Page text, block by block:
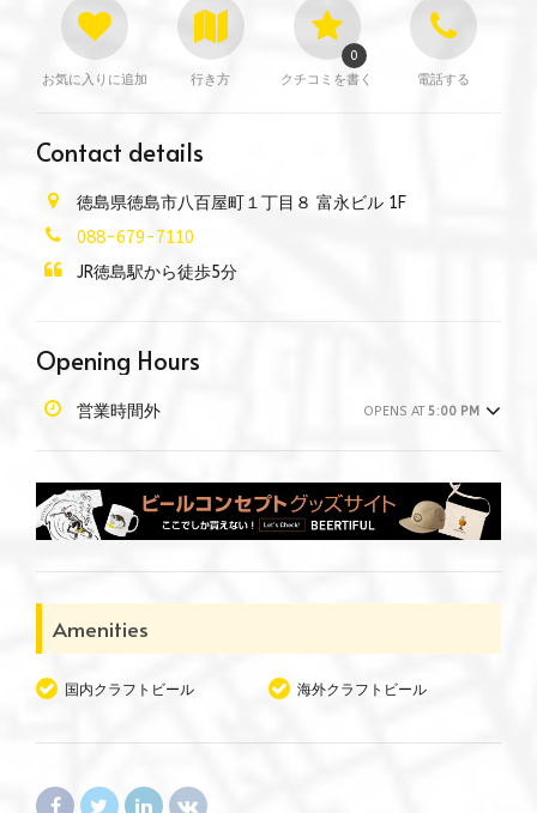
お気に入りに追加 行き方 クチコミを書く
0
電話する
Contact details
徳島県徳島市八百屋町１丁目８ 富永ビル 1F
088-679-7110
JR徳島駅から徒歩5分
Opening Hours
営業時間外 OPENS AT5:00 PM
Amenities
国内クラフトビール 海外クラフトビール